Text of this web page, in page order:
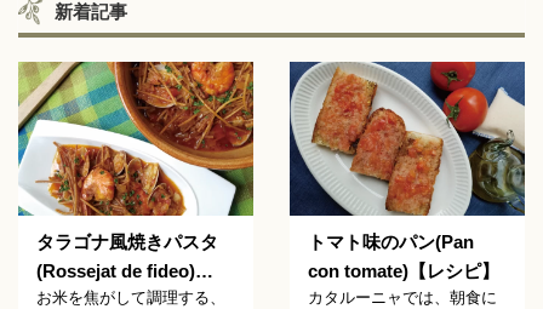
新着記事
タラゴナ風焼きパスタ
(Rossejat de fideo)…
お米を焦がして調理する、
トマト味のパン(Pan
con tomate)【レシピ】
カタルーニャでは、朝食に